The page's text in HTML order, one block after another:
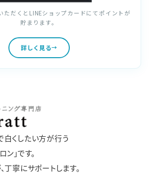
ただくとLINEショップカードにてポイントが
貯まります。
詳しく見る
白くしたい方が行う
」です。
寧にサポートします。